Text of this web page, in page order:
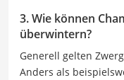
3. Wie können
überwintern?
Generell gelten
Anders als